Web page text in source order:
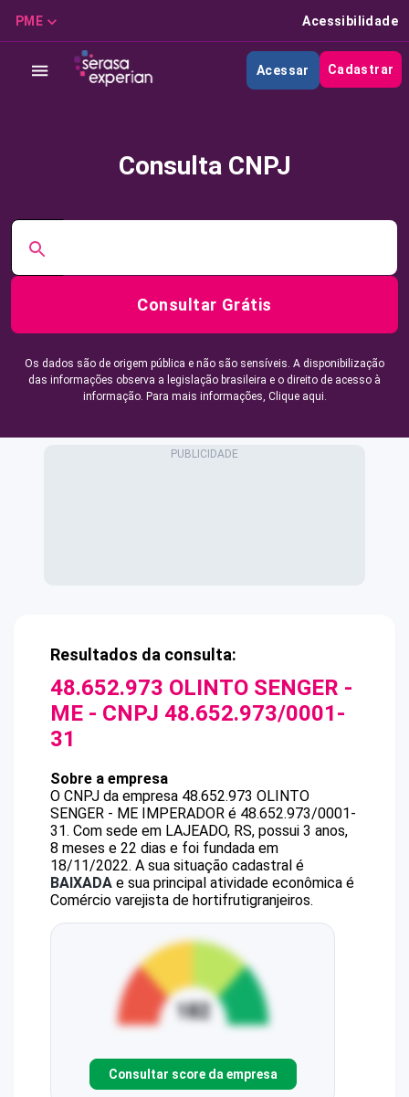
PME Acessibilidade
Acessar Cadastrar
Consulta CNPJ
Consultar Grátis
Os dados são de origem pública e não são sensíveis. A disponibilização
das informações observa a legislação brasileira e o direito de acesso à
informação. Para mais informações, Clique aqui.
Resultados da consulta:
48.652.973 OLINTO SENGER -
ME - CNPJ 48.652.973/0001-
31
Sobre a empresa
O CNPJ da empresa 48.652.973 OLINTO
SENGER - ME IMPERADOR é 48.652.973/0001-
31. Com sede em LAJEADO, RS, possui 3 anos,
8 meses e 22 dias e foi fundada em
18/11/2022. A sua situação cadastral é
BAIXADA e sua principal atividade econômica é
Comércio varejista de hortifrutigranjeiros.
Consultar score da empresa